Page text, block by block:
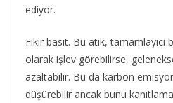
ediyor.
Fikir basit. Bu atık, tamamlayıcı
olarak işlev görebilirse,
azaltabilir. Bu da karbon
düşürebilir ancak bunu